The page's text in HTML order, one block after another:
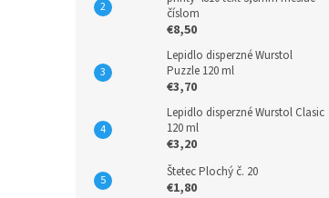
číslom
€8,50
Lepidlo disperzné Wurstol
Puzzle 120 ml
€3,70
Lepidlo disperzné Wurstol Clasic
120 ml
€3,20
Štetec Plochý č. 20
€1,80